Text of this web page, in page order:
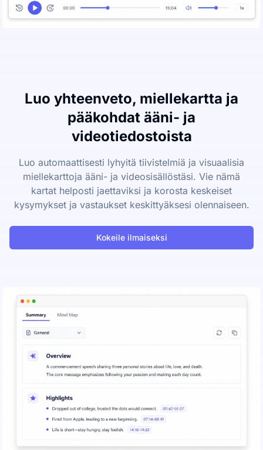
Luo yhteenveto, miellekartta ja
pääkohdat ääni- ja
videotiedostoista
Luo automaattisesti lyhyitä tiivistelmiä ja visuaalisia
miellekarttoja ääni- ja videosisällöstäsi. Vie nämä
kartat helposti jaettaviksi ja korosta keskeiset
kysymykset ja vastaukset keskittyäksesi olennaiseen.
Kokeile ilmaiseksi